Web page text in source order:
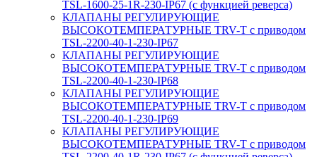
TSL-1600-25-1R-230-IP67 (с функцией реверса)
КЛАПАНЫ РЕГУЛИРУЮЩИЕ
ВЫСОКОТЕМПЕРАТУРНЫЕ TRV-T с приводом
TSL-2200-40-1-230-IP67
КЛАПАНЫ РЕГУЛИРУЮЩИЕ
ВЫСОКОТЕМПЕРАТУРНЫЕ TRV-T с приводом
TSL-2200-40-1-230-IP68
КЛАПАНЫ РЕГУЛИРУЮЩИЕ
ВЫСОКОТЕМПЕРАТУРНЫЕ TRV-T с приводом
TSL-2200-40-1-230-IP69
КЛАПАНЫ РЕГУЛИРУЮЩИЕ
ВЫСОКОТЕМПЕРАТУРНЫЕ TRV-T с приводом